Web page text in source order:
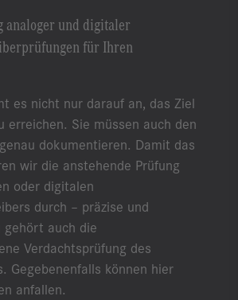
analoger und digitaler
für Ihren
es nicht nur darauf an, das Ziel
erreichen. Sie müssen auch den
dokumentieren. Damit das
wir die anstehende Prüfung
oder digitalen
durch – präzise und
gehört auch die
Verdachtsprüfung des
Gegebenenfalls können hier
anfallen.